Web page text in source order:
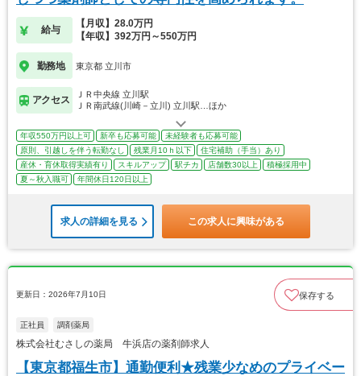
給与
【月収】28.0万円
【年収】392万円～550万円
勤務地 東京都 立川市
アクセス
ＪＲ中央線 立川駅
ＪＲ南武線(川崎－立川) 立川駅…ほか
年収550万円以上可 新卒も応募可能
未経験者も応募可能
原則、引越しを伴う転勤なし
残業月10ｈ以下
住宅補助（手当）あり
産休・育休取得実績有り
スキルアップ 駅チカ 店舗数30以上
積極採用中
夏～秋入職可
年間休日120日以上
求人の詳細を見る この求人に興味がある
更新日：2026年7月10日 保存する
正社員 調剤薬局
株式会社むさしの薬局 牛浜店の薬剤師求人
【東京都福生市】通勤便利★残業少なめのプライベー